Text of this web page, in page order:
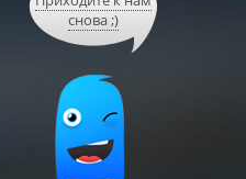
снова ;)